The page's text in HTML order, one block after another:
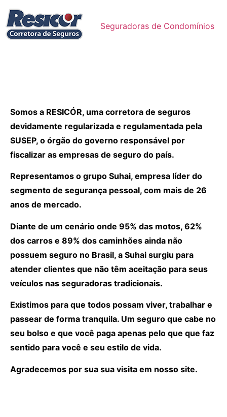
Seguradoras de Condomínios
Somos a RESICÓR, uma corretora de seguros
devidamente regularizada e regulamentada pela
SUSEP, o órgão do governo responsável por
fiscalizar as empresas de seguro do país.
Representamos o grupo Suhai, empresa líder do
segmento de segurança pessoal, com mais de 26
anos de mercado.
Diante de um cenário onde 95% das motos, 62%
dos carros e 89% dos caminhões ainda não
possuem seguro no Brasil, a Suhai surgiu para
atender clientes que não têm aceitação para seus
veículos nas seguradoras tradicionais.
Existimos para que todos possam viver, trabalhar e
passear de forma tranquila. Um seguro que cabe no
seu bolso e que você paga apenas pelo que que faz
sentido para você e seu estilo de vida.
Agradecemos por sua sua visita em nosso site.